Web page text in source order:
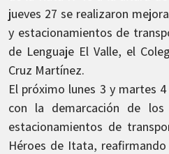
jueves 27 se realizaron
y estacionamientos de
de Lenguaje El Valle, el
Cruz Martínez.
El próximo lunes 3 y martes
con la demarcación de
estacionamientos de
Héroes de Itata,